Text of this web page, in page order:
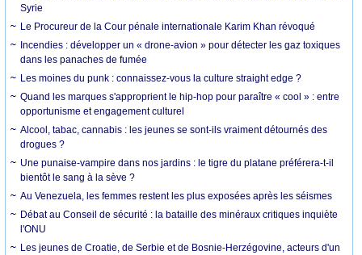
Syrie
Le Procureur de la Cour pénale internationale Karim Khan révoqué
Incendies : développer un « drone-avion » pour détecter les gaz toxiques
dans les panaches de fumée
Les moines du punk : connaissez-vous la culture straight edge ?
Quand les marques s'approprient le hip-hop pour paraître « cool » : entre
opportunisme et engagement culturel
Alcool, tabac, cannabis : les jeunes se sont-ils vraiment détournés des
drogues ?
Une punaise-vampire dans nos jardins : le tigre du platane préférera-t-il
bientôt le sang à la sève ?
Au Venezuela, les femmes restent les plus exposées après les séismes
Débat au Conseil de sécurité : la bataille des minéraux critiques inquiète
l'ONU
Les jeunes de Croatie, de Serbie et de Bosnie-Herzégovine, acteurs d'un